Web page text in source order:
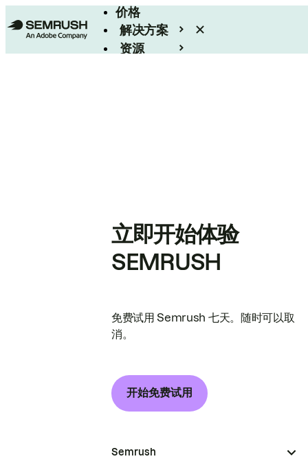
价格
解决方案
资源
立即开始体验
SEMRUSH
免费试用 Semrush 七天。随时可以取
消。
开始免费试用
Semrush